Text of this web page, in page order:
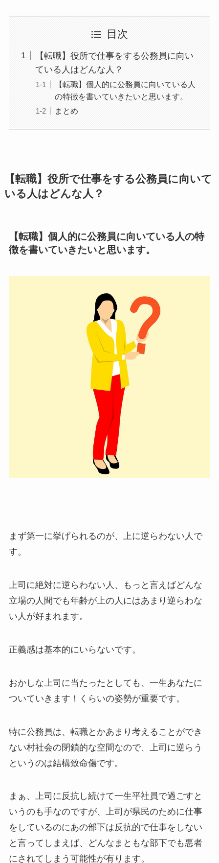
目次
【転職】役所で仕事をする公務員に向い
ている人はどんな人？
【転職】個人的に公務員に向いている人
の特徴を書いていきたいと思います。
まとめ
【転職】役所で仕事をする公務員に向いて
いる人はどんな人？
【転職】個人的に公務員に向いている人の特
徴を書いていきたいと思います。
まず第一に挙げられるのが、上に逆らわない人で
す。
上司に絶対に逆らわない人、もっと言えばどんな
立場の人間でも年齢が上の人にはあまり逆らわな
い人が好まれます。
正義感は基本的にいらないです。
おかしな上司に当たったとしても、一生あなたに
ついていきます！くらいの姿勢が重要です。
特に公務員は、転職とかあまり考えることができ
ない村社会の閉鎖的な空間なので、上司に逆らう
というのは結構致命傷です。
まぁ、上司に反抗し続けて一生平社員で過ごすと
いうのも手なのですが、上司が県民のために仕事
をしているのにあの部下は反抗的で仕事をしない
と言ってしまえば、どんなまともな部下でも悪者
にされてしまう可能性が有ります。